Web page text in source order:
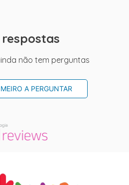
não tem perguntas
A PERGUNTAR